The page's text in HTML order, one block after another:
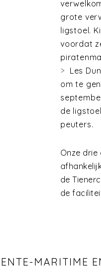
grote
ligstoel.
voordat
Les
om te
de
peuters.
Onze drie
de
de
MARITIME